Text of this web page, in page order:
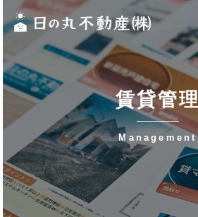
賃貸管理
-
Management